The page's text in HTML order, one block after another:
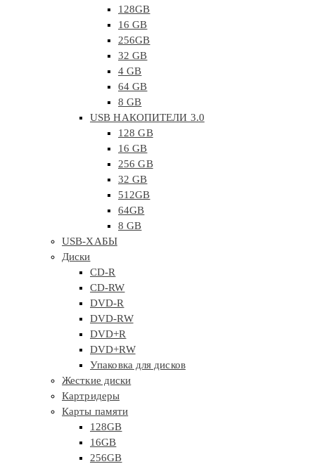
128GB
16 GB
256GB
32 GB
4 GB
64 GB
8 GB
USB НАКОПИТЕЛИ 3.0
128 GB
16 GB
256 GB
32 GB
512GB
64GB
8 GB
USB-ХАБЫ
Диски
CD-R
CD-RW
DVD-R
DVD-RW
DVD+R
DVD+RW
Упаковка для дисков
Жесткие диски
Картридеры
Карты памяти
128GB
16GB
256GB